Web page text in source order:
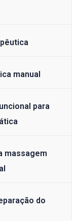
manual
para
massagem
do